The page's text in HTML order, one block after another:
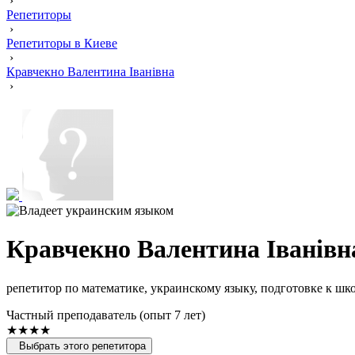
Репетиторы
›
Репетиторы в Киеве
›
Кравчекно Валентина Іванівна
›
Кравчекно Валентина
репетитор по математике, украинскому языку, подготовке к
Частный преподаватель (опыт 7 лет)
★★★★
Выбрать этого репетитора